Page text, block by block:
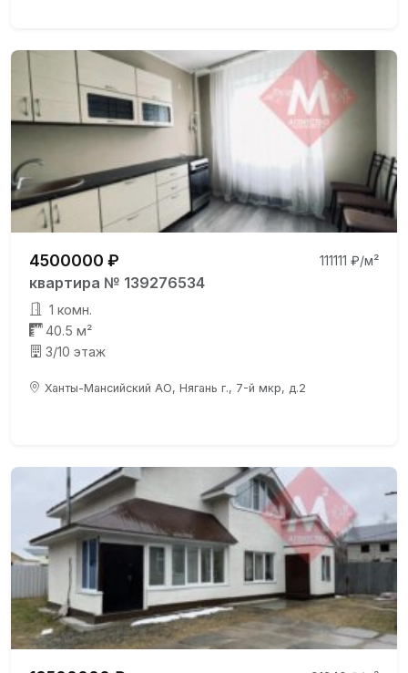
4500000 ₽ 111111 ₽/м²
квартира № 139276534
1 комн.
40.5 м²
3/10 этаж
Ханты-Мансийский АО, Нягань г., 7-й мкр, д.2